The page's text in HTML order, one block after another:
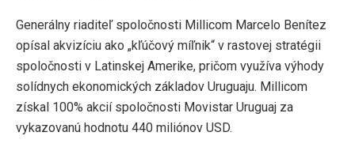
Generálny riaditeľ spoločnosti Millicom Marcelo Benítez
opísal akvizíciu ako „kľúčový míľnik“ v rastovej stratégii
spoločnosti v Latinskej Amerike, pričom využíva výhody
solídnych ekonomických základov Uruguaju. Millicom
získal 100% akcií spoločnosti Movistar Uruguaj za
vykazovanú hodnotu 440 miliónov USD.